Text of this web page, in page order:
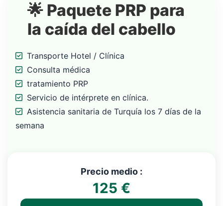
🌟 Paquete PRP para
la caída del cabello
Transporte Hotel / Clínica
Consulta médica
tratamiento PRP
Servicio de intérprete en clínica.
Asistencia sanitaria de Turquía los 7 días de la
semana
Precio medio :
125 €